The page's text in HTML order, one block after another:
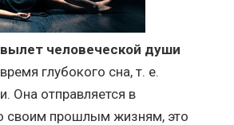
вылет человеческой души
глубокого сна, т. е.
Она отправляется в
своим прошлым жизням, это